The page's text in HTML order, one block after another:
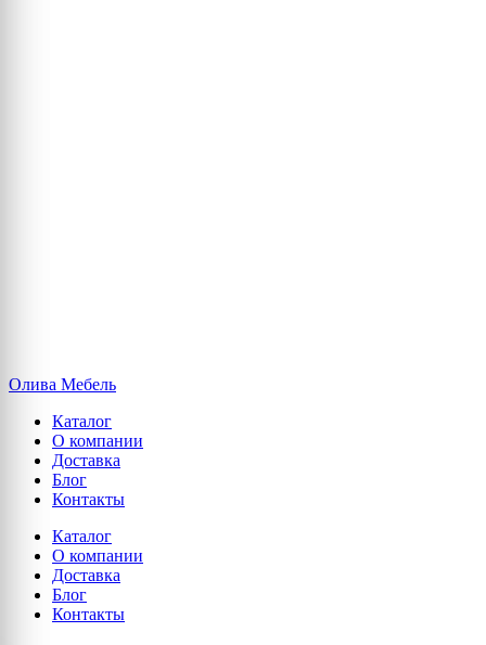
Олива Мебель
Каталог
О компании
Доставка
Блог
Контакты
Каталог
О компании
Доставка
Блог
Контакты